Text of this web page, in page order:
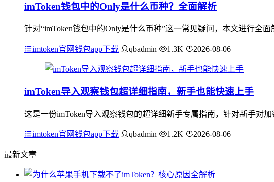
imToken钱包中的Only是什么币种？全面解析
针对“imToken钱包中的Only是什么币种”这一常见疑问，本文进行全
imtoken官网钱包app下载 qbadmin 1.3K 2026-08-06
imToken导入观察钱包超详细指南，新手也能快速上手
这是一份imToken导入观察钱包的超详细新手专属指南，针对新手对
imtoken官网钱包app下载 qbadmin 1.2K 2026-08-06
最新文章